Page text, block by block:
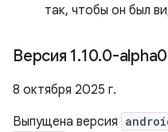
так, чтобы он был
Версия 1.10.0-
8 октября 2025 г.
Выпущена версия